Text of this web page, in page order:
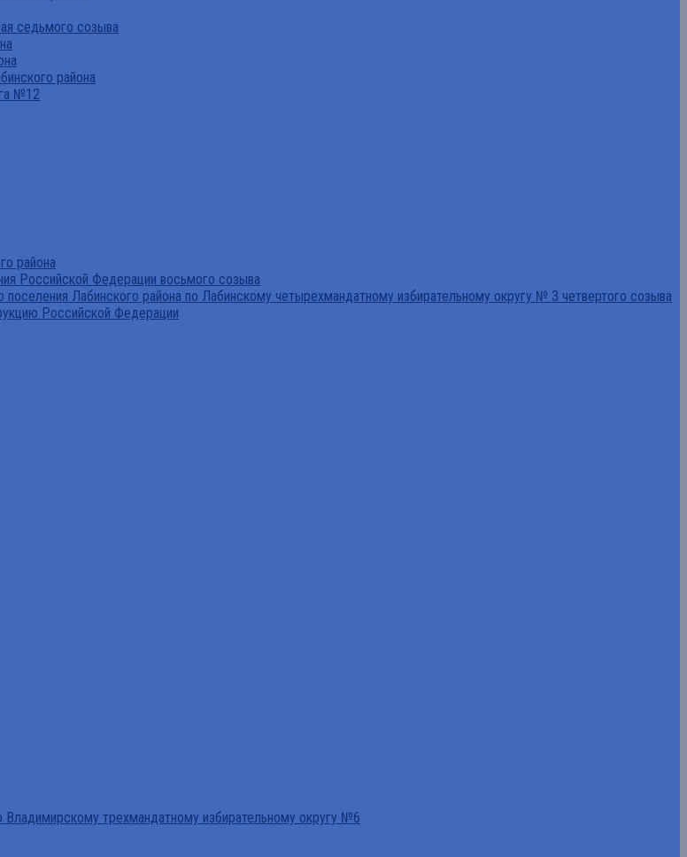
седьмого созыва
района
№12
района
Российской Федерации восьмого созыва
Лабинского района по Лабинскому четырехмандатному избирательному округу № 3 четвертого созыва
Российской Федерации
трехмандатному избирательному округу №6